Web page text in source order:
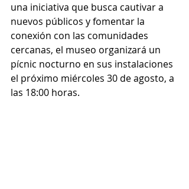
una iniciativa que busca cautivar a
nuevos públicos y fomentar la
conexión con las comunidades
cercanas, el museo organizará un
pícnic nocturno en sus instalaciones
el próximo miércoles 30 de agosto, a
las 18:00 horas.